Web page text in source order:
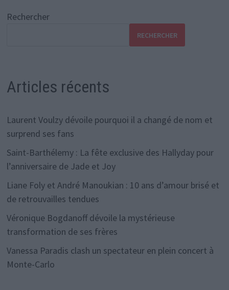
Rechercher
RECHERCHER
Articles récents
Laurent Voulzy dévoile pourquoi il a changé de nom et
surprend ses fans
Saint-Barthélemy : La fête exclusive des Hallyday pour
l’anniversaire de Jade et Joy
Liane Foly et André Manoukian : 10 ans d’amour brisé et
de retrouvailles tendues
Véronique Bogdanoff dévoile la mystérieuse
transformation de ses frères
Vanessa Paradis clash un spectateur en plein concert à
Monte-Carlo